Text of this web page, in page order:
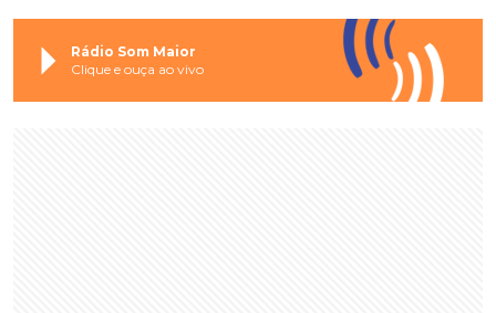
Rádio Som Maior
Clique e ouça ao vivo